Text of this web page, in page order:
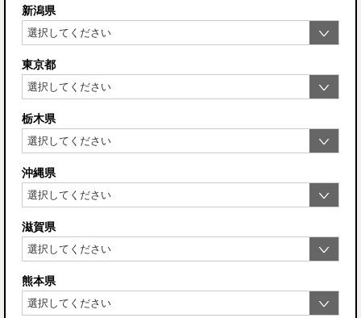
新潟県
東京都
栃木県
沖縄県
滋賀県
熊本県